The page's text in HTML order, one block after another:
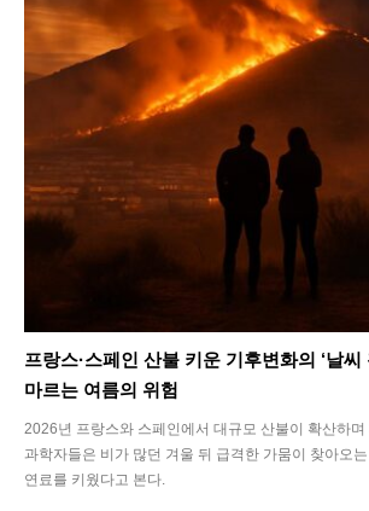
프랑스·스페인 산불 키운 기후변화의 ‘날
마르는 여름의 위험
2026년 프랑스와 스페인에서 대규모 산불이 확산하
과학자들은 비가 많던 겨울 뒤 급격한 가뭄이 찾아오는
연료를 키웠다고 본다.